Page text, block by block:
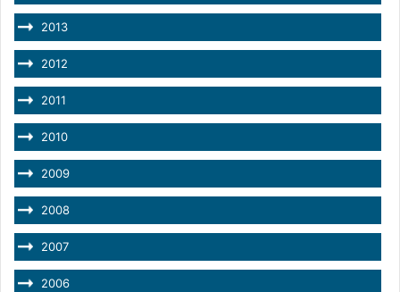
2013
2012
2011
2010
2009
2008
2007
2006